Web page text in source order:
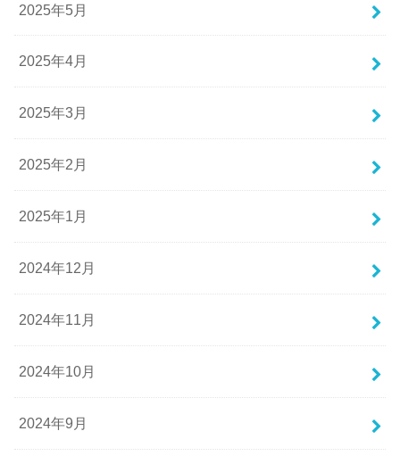
2025年5月
2025年4月
2025年3月
2025年2月
2025年1月
2024年12月
2024年11月
2024年10月
2024年9月